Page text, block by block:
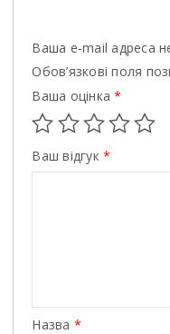
Ваша e-mail адреса
Обов’язкові поля
Ваша оцінка*
Ваш відгук*
Назва *